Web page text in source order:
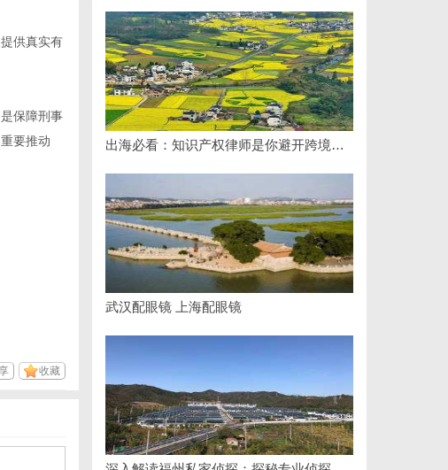
供真实有
保障刑事
要推动
收藏
出海必看：知识产权律师是你避开跨境雷区的安全垫
武汉配眼镜 上海配眼镜